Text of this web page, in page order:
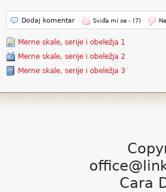
Dodaj komentar Sviđa mi se - (7)
Merne skale, serije i obeležja 1
Merne skale, serije i obeležja 2
Merne skale, serije i obeležja 3
Cara